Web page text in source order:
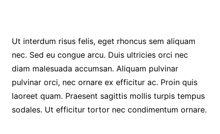
Ut interdum risus felis, eget rhoncus sem aliquam
nec. Sed eu congue arcu. Duis ultricies orci nec
diam malesuada accumsan. Aliquam pulvinar
pulvinar orci, nec ornare ex efficitur ac. Proin quis
laoreet quam. Praesent sagittis mollis turpis tempus
sodales. Ut efficitur tortor nec condimentum ornare.